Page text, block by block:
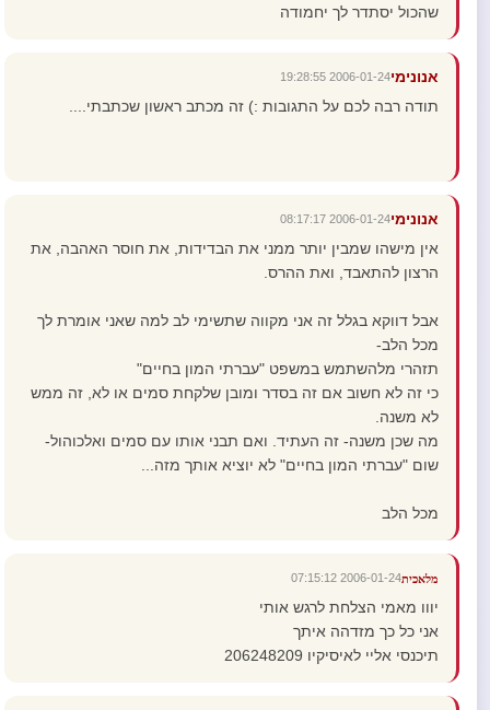
שהכול יסתדר לך יחמודה
אנונימי2006-01-24 19:28:55
תודה רבה לכם על התגובות :) זה מכתב ראשון שכתבתי....
אנונימי2006-01-24 08:17:17
אין מישהו שמבין יותר ממני את הבדידות, את חוסר האהבה, את
הרצון להתאבד, ואת ההרס.
אבל דווקא בגלל זה אני מקווה שתשימי לב למה שאני אומרת לך
מכל הלב-
תזהרי מלהשתמש במשפט "עברתי המון בחיים"
כי זה לא חשוב אם זה בסדר ומובן שלקחת סמים או לא, זה ממש
לא משנה.
מה שכן משנה- זה העתיד. ואם תבני אותו עם סמים ואלכוהול-
שום "עברתי המון בחיים" לא יוציא אותך מזה...
מכל הלב
מלאכית2006-01-24 07:15:12
יווו מאמי הצלחת לרגש אותי
אני כל כך מזדהה איתך
תיכנסי אליי לאיסיקיו 206248209